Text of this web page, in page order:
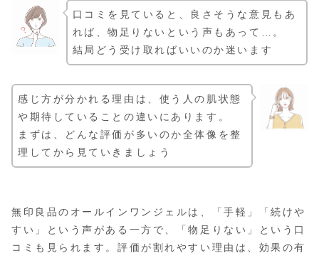
口コミを見ていると、良さそうな意見もあ
れば、物足りないという声もあって…。
結局どう受け取ればいいのか迷います
感じ方が分かれる理由は、使う人の肌状態
や期待していることの違いにあります。
まずは、どんな評価が多いのか全体像を整
理してから見ていきましょう
無印良品のオールインワンジェルは、「手軽」「続けや
すい」という声がある一方で、「物足りない」という口
コミも見られます。評価が割れやすい理由は、効果の有